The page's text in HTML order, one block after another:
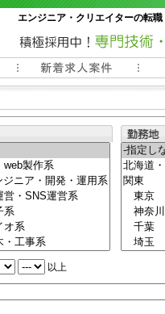
エンジニア・クリエイターの転
常時3000件以上の求人情報掲載中
以上